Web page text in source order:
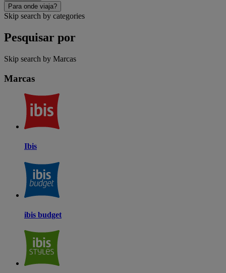
Para onde viaja?
Skip search by categories
Pesquisar por
Skip search by Marcas
Marcas
Ibis
ibis budget